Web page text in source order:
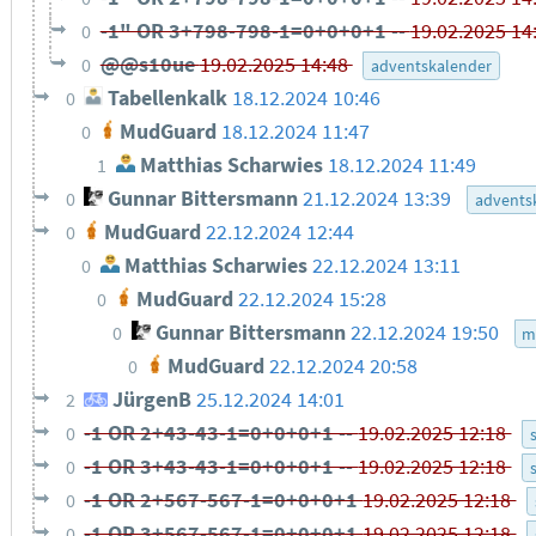
0 -1" OR 3+798-798-1=0+0+0+1 --19.02.2025
0 @@s10ue19.02.2025 14:48 adventskalender
0 Tabellenkalk 18.12.2024 10:46
0 MudGuard 18.12.2024 11:47
1 Matthias Scharwies 18.12.2024 11:49
0 Gunnar Bittersmann21.12.2024 13:39
0 MudGuard 22.12.2024 12:44
0 Matthias Scharwies 22.12.2024 13:11
0 MudGuard 22.12.2024 15:28
0 Gunnar Bittersmann22.12.2024 19:50
0 MudGuard 22.12.2024 20:58
2 JürgenB 25.12.2024 14:01
0 -1 OR 2+43-43-1=0+0+0+1 --19.02.2025 12:18
0 -1 OR 3+43-43-1=0+0+0+1 --19.02.2025 12:18
0 -1 OR 2+567-567-1=0+0+0+119.02.2025 12:18